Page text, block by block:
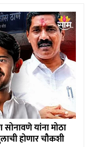
यांना मोठा
होणार चौकशी